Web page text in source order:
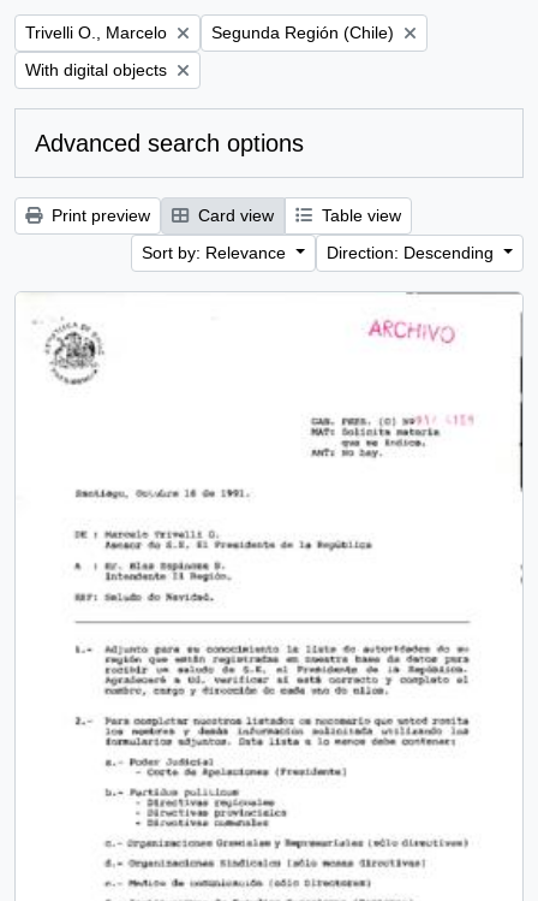
Remove filter:
Trivelli O., Marcelo Remove filter:
Segunda Región (Chile)
Remove filter:
With digital objects
Advanced search options
Print preview Card view
Table view
Sort by: Relevance
Direction: Descending